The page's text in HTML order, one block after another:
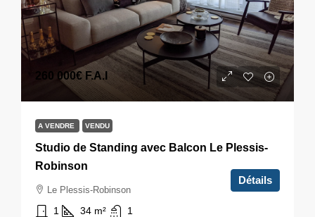
260 000€ F.A.I
A VENDRE VENDU
Studio de Standing avec Balcon Le Plessis-
Robinson
Le Plessis-Robinson
1 34 m² 1
Détails